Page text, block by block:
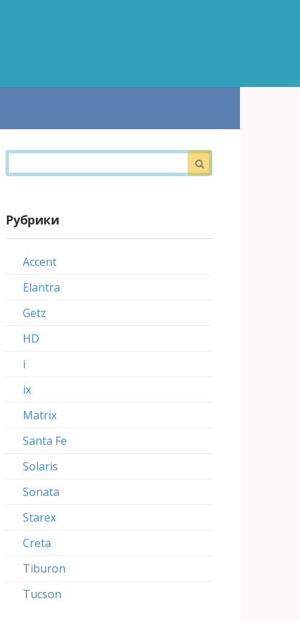
Поиск:
Рубрики
Accent
Elantra
Getz
HD
i
ix
Matrix
Santa Fe
Solaris
Sonata
Starex
Creta
Tiburon
Tucson